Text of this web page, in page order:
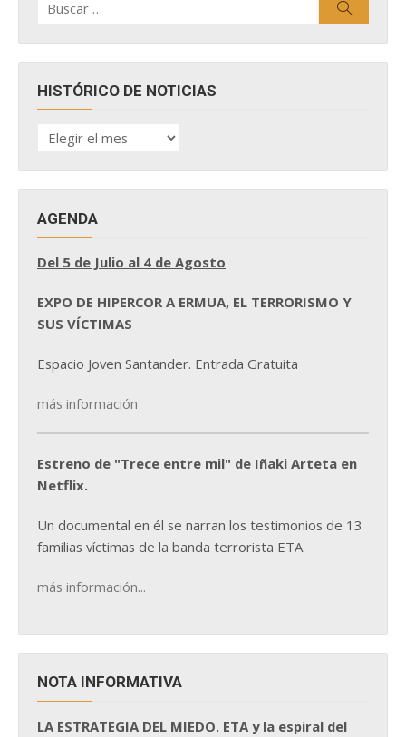
por:
HISTÓRICO DE NOTICIAS
HISTÓRICO
DE
AGENDA
Del 5 de Julio al 4 de Agosto
EXPO DE HIPERCOR A ERMUA, EL TERRORISMO Y
SUS VÍCTIMAS
Espacio Joven Santander. Entrada Gratuita
más información
Estreno de "Trece entre mil" de Iñaki Arteta en
Netflix.
Un documental en él se narran los testimonios de 13
familias víctimas de la banda terrorista ETA.
más información...
NOTA INFORMATIVA
LA ESTRATEGIA DEL MIEDO. ETA y la espiral del